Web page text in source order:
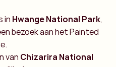
in Hwange National Park,
bezoek aan het Painted
van Chizarira National